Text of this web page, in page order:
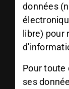
données
libre) pour
Pour toute
ses